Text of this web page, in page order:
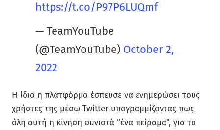
https://t.co/P97P6LUQmf
— TeamYouTube
(@TeamYouTube) October 2,
2022
Η ίδια η πλατφόρμα έσπευσε να ενημερώσει τους
χρήστες της μέσω Twitter υπογραμμίζοντας πως
όλη αυτή η κίνηση συνιστά “ένα πείραμα”, για το